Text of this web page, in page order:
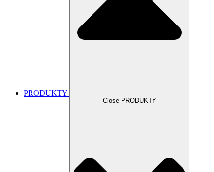
PRODUKTY
Close PRODUKTY